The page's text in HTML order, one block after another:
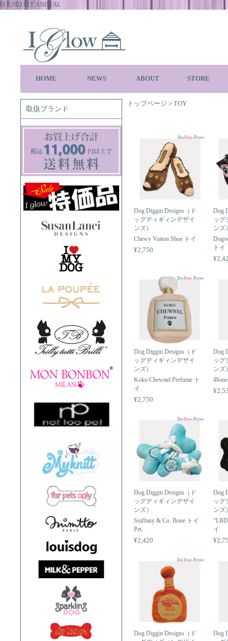
FOUND MY ANIMAL
HOME NEWS ABOUT STORE
取扱ブランド
トップページ > TOY
Dog Diggin Designs（ド
ッグディギィンデザイ
ンズ）
Chewy Vuiton Shoe トイ
¥2,750
Dog
ッグ
ンズ
トイ
Dog Diggin Designs（ド
ッグディギィンデザイ
ンズ）
Koko Chewnel Perfume ト
イ
¥2,750
Dog
ッグ
ンズ
Dog Diggin Designs（ド
ッグディギィンデザイ
ンズ）
Sniffany & Co. Bone トイ
Pet.
¥2,420
Dog
ッグ
ンズ
イ
Dog Diggin Designs（ド
Dog